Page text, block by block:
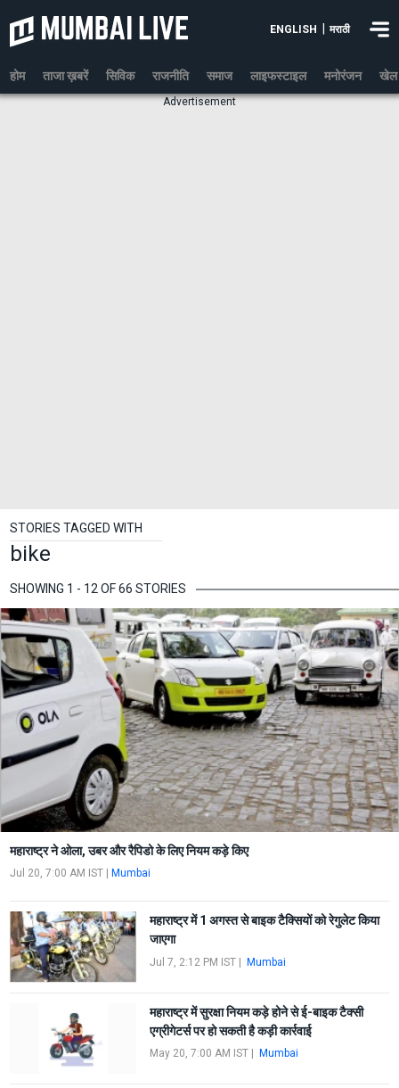
ENGLISH मराठी
होम ताजा ख़बरें सिविक राजनीति समाज लाइफस्टाइल मनोरंजन खेल
Advertisement
STORIES TAGGED WITH
bike
SHOWING 1 - 12 OF 66 STORIES
महाराष्ट्र ने ओला, उबर और रैपिडो के लिए नियम कड़े किए
Jul 20, 7:00 AM IST Mumbai
महाराष्ट्र में 1 अगस्त से बाइक टैक्सियों को रेगुलेट किया
जाएगा
Jul 7, 2:12 PM IST| Mumbai
महाराष्ट्र में सुरक्षा नियम कड़े होने से ई-बाइक टैक्सी
एग्रीगेटर्स पर हो सकती है कड़ी कार्रवाई
May 20, 7:00 AM IST| Mumbai